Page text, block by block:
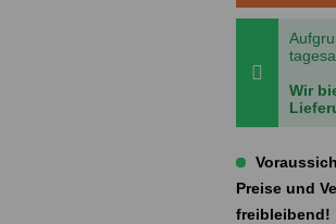
Wir
Preise und
freibleibend!